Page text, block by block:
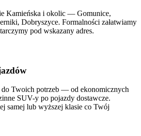
Kamieńska i okolic — Gomunice,
Dobryszyce. Formalności załatwiamy
pod wskazany adres.
do Twoich potrzeb — od ekonomicznych
SUV-y po pojazdy dostawcze.
samej lub wyższej klasie co Twój